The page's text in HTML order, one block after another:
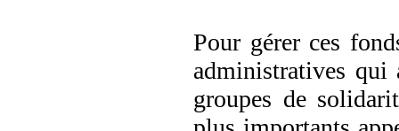
Pour gérer ces
administratives qui
groupes de